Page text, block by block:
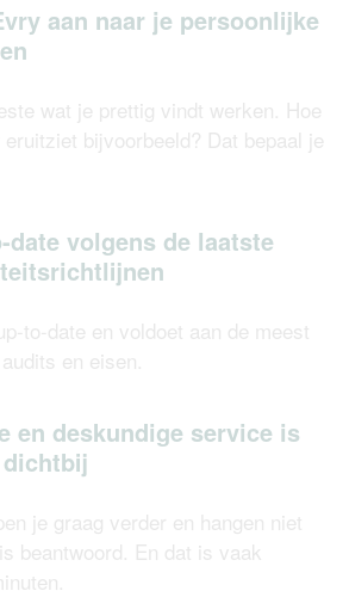
aan naar je persoonlijke
wat je prettig vindt werken. Hoe
bijvoorbeeld? Dat bepaal je
date volgens de laatste
to-date en voldoet aan de meest
en eisen.
en deskundige service is
je graag verder en hangen niet
beantwoord. En dat is vaak